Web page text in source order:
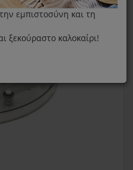
εμπιστοσύνη και τη
ξεκούραστο καλοκαίρι!